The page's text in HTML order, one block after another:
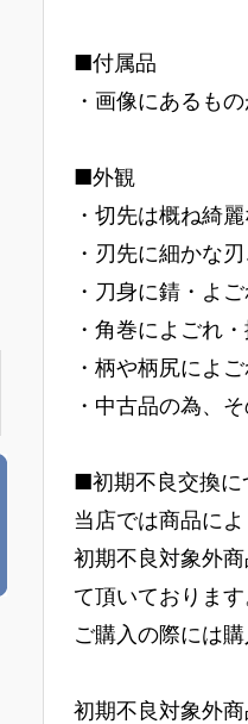
■付属品
・画像にあるも
■外観
・切先は概ね綺
・刃先に細かな
・刀身に錆・よ
・角巻によごれ
・柄や柄尻によ
・中古品の為、
■初期不良交換に
当店では商品に
初期不良対象外
て頂いておりま
ご購入の際には
初期不良対象外